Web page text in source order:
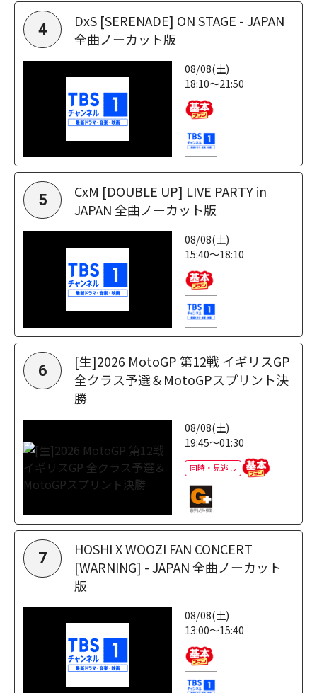
4
DxS [SERENADE] ON STAGE - JAPAN
全曲ノーカット版
08/08(土)
18:10～21:50
5
CxM [DOUBLE UP] LIVE PARTY in
JAPAN 全曲ノーカット版
08/08(土)
15:40～18:10
6
[生]2026 MotoGP 第12戦 イギリスGP
全クラス予選＆MotoGPスプリント決
勝
08/08(土)
19:45～01:30
同時・見逃し
7
HOSHI X WOOZI FAN CONCERT
[WARNING] - JAPAN 全曲ノーカット
版
08/08(土)
13:00～15:40